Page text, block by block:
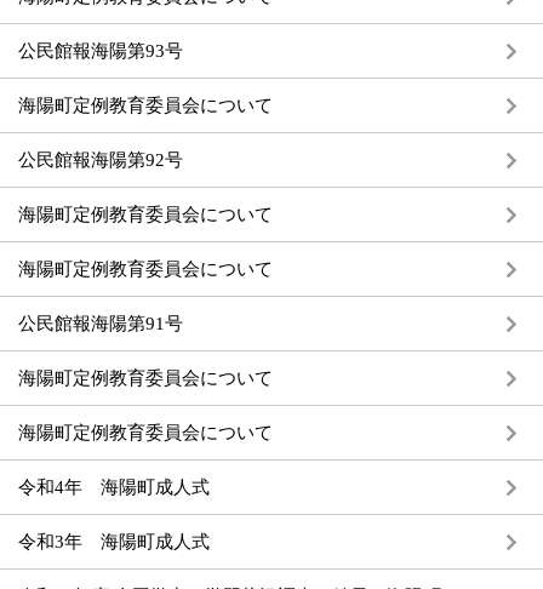
公民館報海陽第93号
海陽町定例教育委員会について
公民館報海陽第92号
海陽町定例教育委員会について
海陽町定例教育委員会について
公民館報海陽第91号
海陽町定例教育委員会について
海陽町定例教育委員会について
令和4年 海陽町成人式
令和3年 海陽町成人式